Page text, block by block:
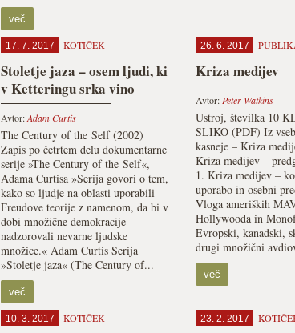
več
17. 7. 2017 KOTIČEK
Stoletje jaza – osem ljudi, ki
v Ketteringu srka vino
Avtor:Adam Curtis
The Century of the Self (2002)
Zapis po četrtem delu dokumentarne
serije »The Century of the Self«,
Adama Curtisa »Serija govori o tem,
kako so ljudje na oblasti uporabili
Freudove teorije z namenom, da bi v
dobi množične demokracije
nadzorovali nevarne ljudske
množice.« Adam Curtis Serija
»Stoletje jaza« (The Century of...
več
26. 6. 2017
Kriza medijev
Avtor: Peter Watkins
Ustroj, številka 10
SLIKO (PDF) Iz
kasneje – Kriza
Kriza medijev –
1. Kriza medijev –
uporabo in osebni
Vloga ameriških
Hollywooda in
Evropski, kanadski,
drugi množični
več
10. 3. 2017 KOTIČEK 23. 2. 2017